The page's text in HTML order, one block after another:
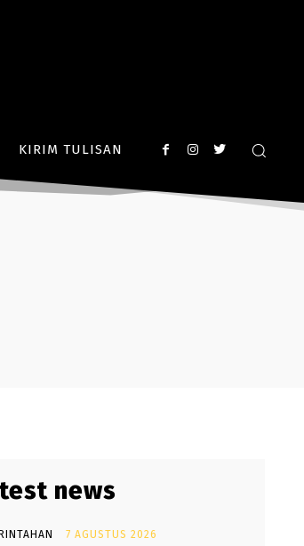
KIRIM TULISAN
news
7 AGUSTUS 2026